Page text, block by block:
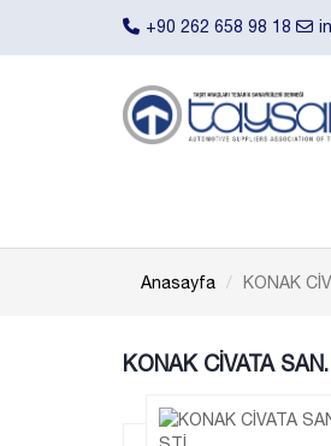
+90 262 658 98 18
Anasayfa KONAK
KONAK CİVATA